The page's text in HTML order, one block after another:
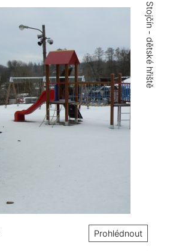
Stojčín - dětské hřiště
Prohlédnout